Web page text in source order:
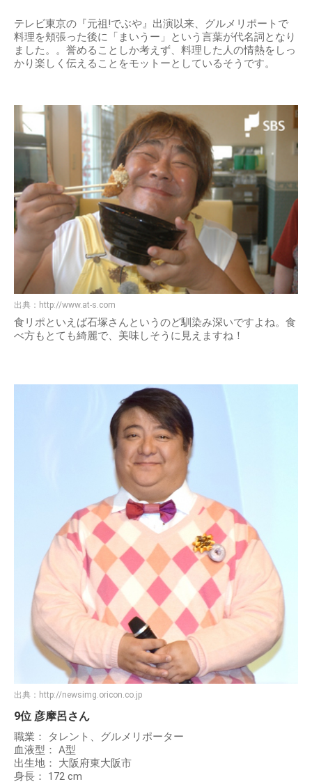
テレビ東京の『元祖!でぶや』出演以来、グルメリポートで
料理を頬張った後に「まいうー」という言葉が代名詞となり
ました。。誉めることしか考えず、料理した人の情熱をしっ
かり楽しく伝えることをモットーとしているそうです。
出典： http://www.at-s.com
食リポといえば石塚さんというのど馴染み深いですよね。食
べ方もとても綺麗で、美味しそうに見えますね！
出典： http://newsimg.oricon.co.jp
9位 彦摩呂さん
職業： タレント、グルメリポーター
血液型： A型
出生地： 大阪府東大阪市
身長： 172 cm